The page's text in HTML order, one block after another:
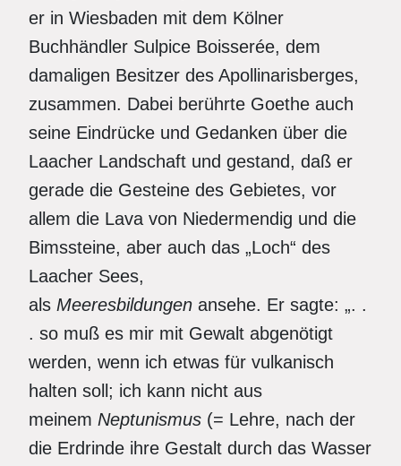
er in Wiesbaden mit dem Kölner
Buchhändler Sulpice Boisserée, dem
damaligen Besitzer des Apollinarisberges,
zusammen. Dabei berührte Goethe auch
seine Eindrücke und Gedanken über die
Laacher Landschaft und gestand, daß er
gerade die Gesteine des Gebietes, vor
allem die Lava von Niedermendig und die
Bimssteine, aber auch das „Loch“ des
Laacher Sees,
als Meeresbildungen ansehe. Er sagte: „. .
. so muß es mir mit Gewalt abgenötigt
werden, wenn ich etwas für vulkanisch
halten soll; ich kann nicht aus
meinem Neptunismus (= Lehre, nach der
die Erdrinde ihre Gestalt durch das Wasser